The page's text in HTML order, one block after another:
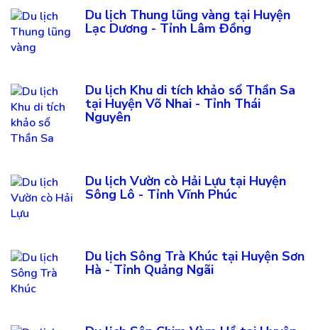
Du lịch Thung lũng vàng tại Huyện
Lạc Dương - Tỉnh Lâm Đồng
Du lịch Khu di tích khảo sổ Thần Sa
tại Huyện Võ Nhai - Tỉnh Thái
Nguyên
Du lịch Vườn cò Hải Lựu tại Huyện
Sông Lô - Tỉnh Vĩnh Phúc
Du lịch Sông Trà Khúc tại Huyện Sơn
Hà - Tỉnh Quảng Ngãi